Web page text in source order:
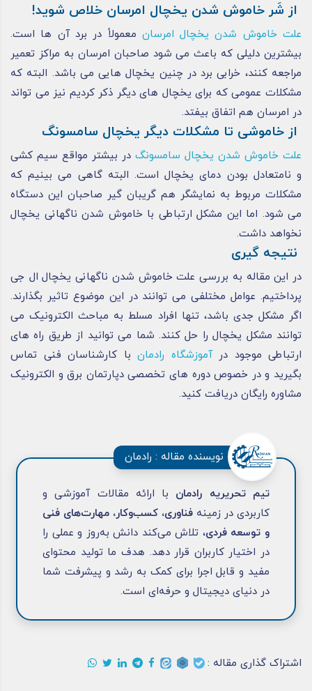
از شَر خاموش شدن یخچال امرسان خلاص شوید!
علت خاموش شدن یخچال امرسان معمولاً در برد آن‌ ها است.
بیشترین دلیلی که باعث می‌ شود صاحبان امرسان به مراکز تعمیر
مراجعه کنند، خرابی برد در چنین یخچال‌ هایی می باشد. البته که
مشکلات عمومی که برای یخچال‌ های دیگر ذکر کردیم نیز می‌ تواند
در امرسان هم اتفاق بیفتد.
از خاموشی تا مشکلات دیگر یخچال سامسونگ
علت خاموش شدن یخچال سامسونگ در بیشتر مواقع سیم‌ کشی
و نامتعادل‌ بودن دمای یخچال است. البته گاهی می‌ بینیم که
مشکلات مربوط به نمایشگر هم گریبان‌ گیر صاحبان این دستگاه
می‌ شود. اما این مشکل ارتباطی با خاموش‌ شدن ناگهانی یخچال
نخواهد داشت.
نتیجه گیری
در این مقاله به بررسی علت خاموش شدن ناگهانی یخچال ال جی
پرداختیم. عوامل مختلفی می‌ توانند در این موضوع تاثیر بگذارند.
اگر مشکل جدی باشد، تنها افراد مسلط به مباحث الکترونیک می‌
توانند مشکل یخچال را حل کنند. شما می توانید از طریق راه های
ارتباطی موجود درآموزشگاه رادمان با کارشناسان فنی تماس
بگیرید و در خصوص دوره های تخصصی دپارتمان برق و الکترونیک
مشاوره رایگان دریافت کنید.
تیم تحریریه رادمان با ارائه مقالات آموزشی و
کاربردی در زمینه فناوری، کسب‌وکار، مهارت‌های فنی
و توسعه فردی، تلاش می‌کند دانش به‌روز و عملی را
در اختیار کاربران قرار دهد. هدف ما تولید محتوای
مفید و قابل اجرا برای کمک به رشد و پیشرفت شما
در دنیای دیجیتال و حرفه‌ای است.
نویسنده مقاله : رادمان
اشتراک گذاری مقاله :